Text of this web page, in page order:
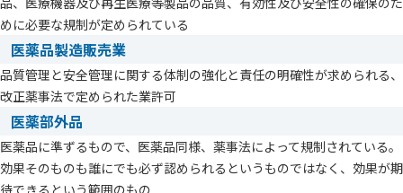
めに必要な規制が定められている
医薬品製造販売業
品質管理と安全管理に関する体制の強化と責任の明確性が求められる、
改正薬事法で定められた業許可
医薬部外品
医薬品に準ずるもので、医薬品同様、薬事法によって規制されている。
効果そのものも誰にでも必ず認められるというものではなく、効果が期
待できるという範囲のもの